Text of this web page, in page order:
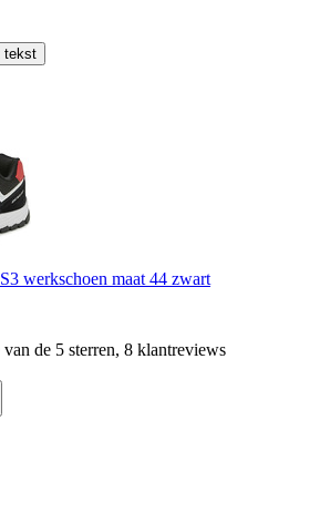
tekst
werkschoen maat 44 zwart
de 5 sterren, 8 klantreviews